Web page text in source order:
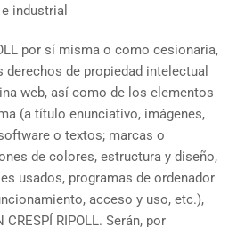
industrial
por sí misma o como cesionaria,
de propiedad intelectual
web, así como de los elementos
(a título enunciativo, imágenes,
o textos; marcas o
de colores, estructura y diseño,
usados, programas de ordenador
acceso y uso, etc.),
RIPOLL. Serán, por